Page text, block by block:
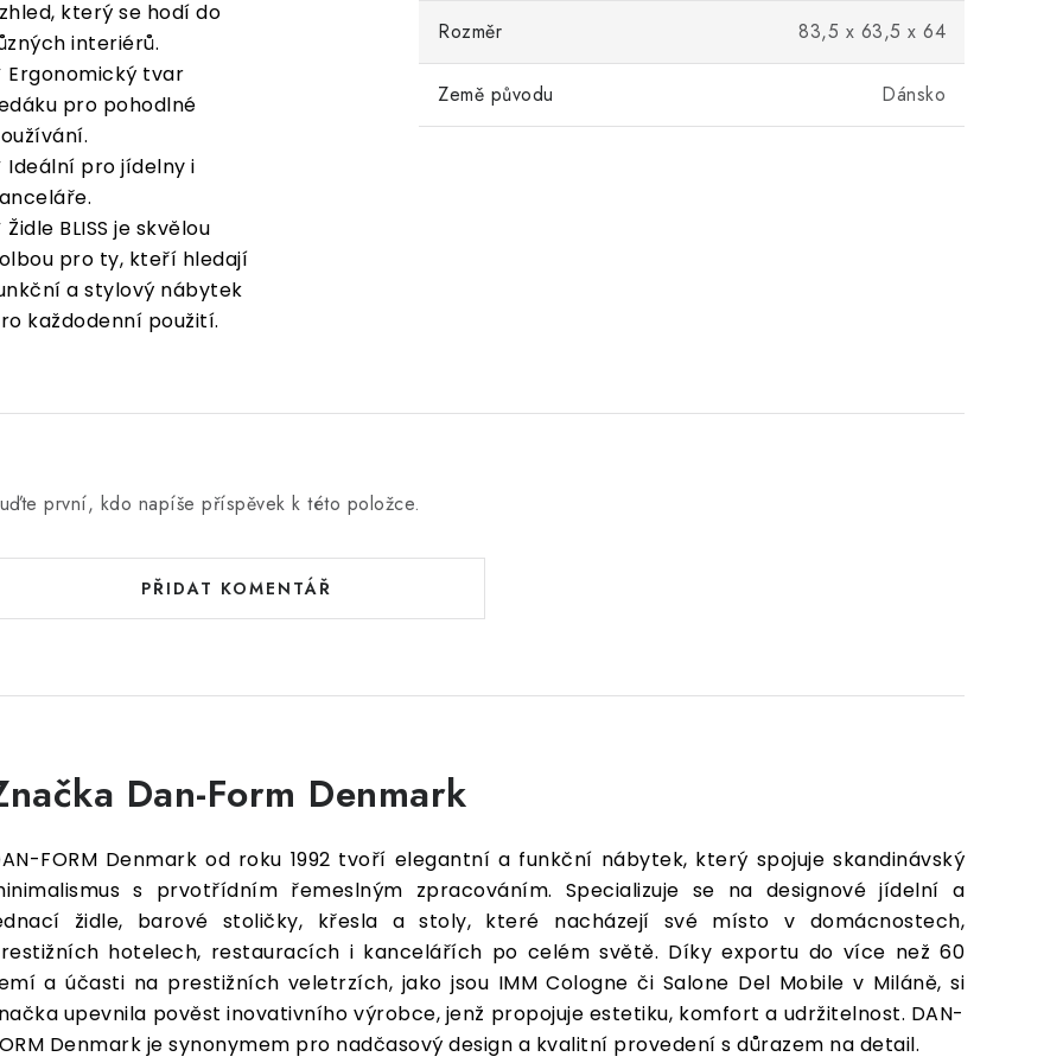
který se hodí do
interiérů.
Ergonomický tvar
pro pohodlné
Ideální pro jídelny i
Židle BLISS je skvělou
pro ty, kteří hledají
a stylový nábytek
každodenní použití.
Rozměr 83,5 x 63,5 x 64
Země původu Dánsko
první, kdo napíše příspěvek k této položce.
PŘIDAT KOMENTÁŘ
Dan-Form Denmark
FORM Denmark od roku 1992 tvoří elegantní a funkční nábytek, který spojuje skandinávský
s prvotřídním řemeslným zpracováním. Specializuje se na designové jídelní a
židle, barové stoličky, křesla a stoly, které nacházejí své místo v domácnostech,
hotelech, restauracích i kancelářích po celém světě. Díky exportu do více než 60
a účasti na prestižních veletrzích, jako jsou IMM Cologne či Salone Del Mobile v Miláně, si
upevnila pověst inovativního výrobce, jenž propojuje estetiku, komfort a udržitelnost. DAN-
Denmark je synonymem pro nadčasový design a kvalitní provedení s důrazem na detail.